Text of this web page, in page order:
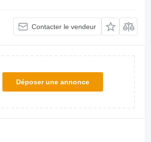
Contacter le vendeur
Déposer une annonce